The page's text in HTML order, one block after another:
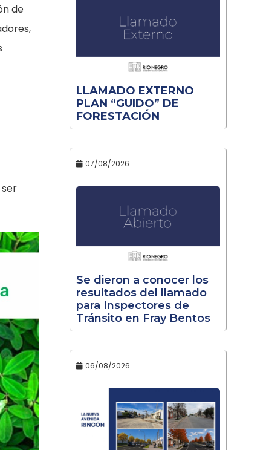
de
LLAMADO EXTERNO
PLAN “GUIDO” DE
FORESTACIÓN
07/08/2026
Se dieron a conocer los
resultados del llamado
para Inspectores de
Tránsito en Fray Bentos
06/08/2026